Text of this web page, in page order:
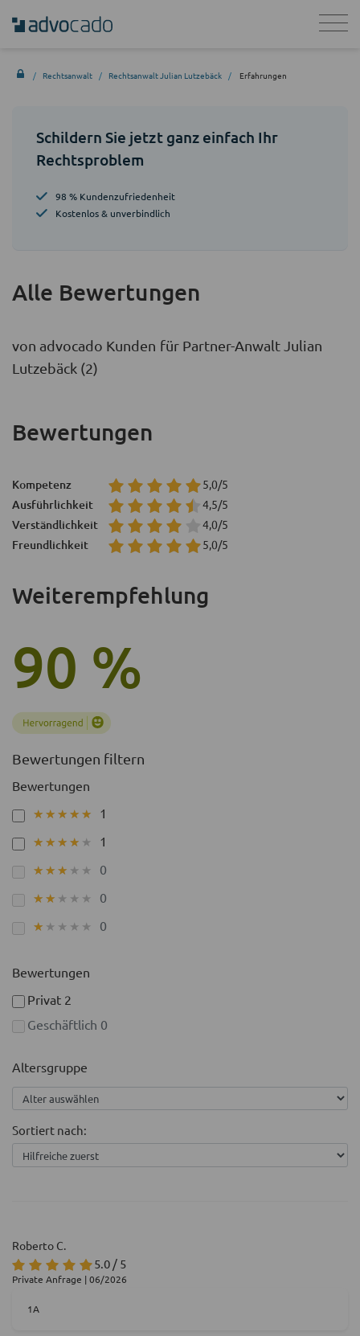
Rechtsanwalt Rechtsanwalt Julian Lutzebäck Erfahrungen
Schildern Sie jetzt ganz einfach Ihr
Rechtsproblem
98 % Kundenzufriedenheit
Kostenlos & unverbindlich
Alle Bewertungen
von advocado Kunden für Partner-Anwalt Julian
Lutzebäck (2)
Weiterempfehlung
90 %
Bewertungen
Kompetenz 5,0/5
Ausführlichkeit 4,5/5
Verständlichkeit 4,0/5
Freundlichkeit 5,0/5
Bewertungen filtern
Bewertungen
★★★★★
★★★★★ 1
★★★★★
★★★★★ 1
★★★★★
★★★★★ 0
★★★★★
★★★★★ 0
★★★★★
★★★★★ 0
Bewertungen
Privat 2
Geschäftlich 0
Altersgruppe
Sortiert nach:
Roberto C.
5.0 / 5
Private Anfrage | 06/2026
1A